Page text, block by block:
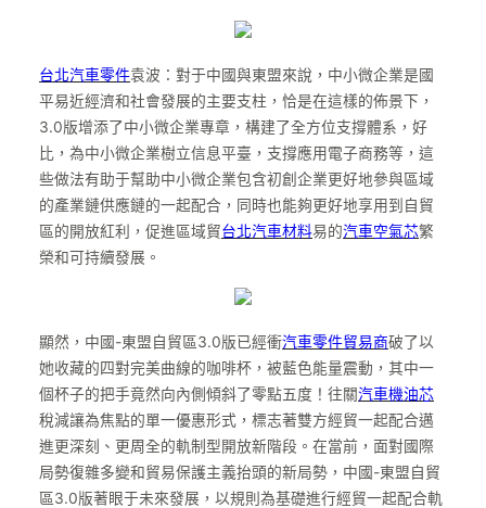
台北汽車零件袁波：對于中國與東盟來說，中小微企業是國
平易近經濟和社會發展的主要支柱，恰是在這樣的佈景下，
3.0版增添了中小微企業專章，構建了全方位支撐體系，好
比，為中小微企業樹立信息平臺，支撐應用電子商務等，這
些做法有助于幫助中小微企業包含初創企業更好地參與區域
的產業鏈供應鏈的一起配合，同時也能夠更好地享用到自貿
區的開放紅利，促進區域貿台北汽車材料易的汽車空氣芯繁
榮和可持續發展。
顯然，中國-東盟自貿區3.0版已經衝汽車零件貿易商破了以
她收藏的四對完美曲線的咖啡杯，被藍色能量震動，其中一
個杯子的把手竟然向內側傾斜了零點五度！往關汽車機油芯
稅減讓為焦點的單一優惠形式，標志著雙方經貿一起配合邁
進更深刻、更周全的軌制型開放新階段。在當前，面對國際
局勢復雜多變和貿易保護主義抬頭的新局勢，中國-東盟自貿
區3.0版著眼于未來發展，以規則為基礎進行經貿一起配合軌